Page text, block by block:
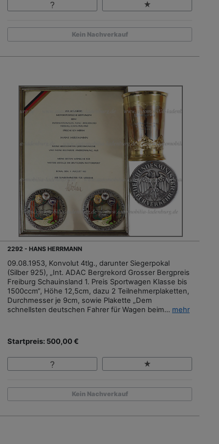
Kein Nachverkauf
2292 - HANS HERRMANN
09.08.1953, Konvolut 4tlg., darunter Siegerpokal
(Silber 925), „Int. ADAC Bergrekord Grosser Bergpreis
Freiburg Schauinsland 1. Preis Sportwagen Klasse bis
1500ccm“, Höhe 12,5cm, dazu 2 Teilnehmerplaketten,
Durchmesser je 9cm, sowie Plakette „Dem
schnellsten deutschen Fahrer für Wagen beim... mehr
Startpreis: 500,00 €
Kein Nachverkauf